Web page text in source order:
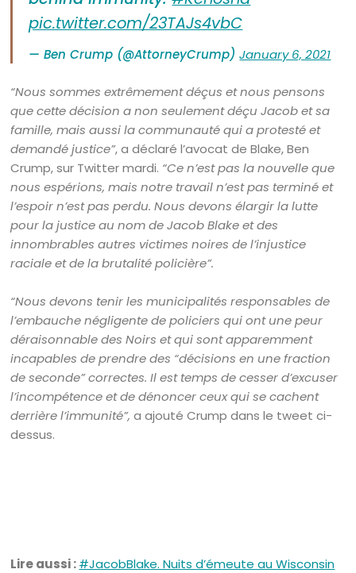
pic.twitter.com/23TAJs4vbC
— Ben Crump (@AttorneyCrump)January 6, 2021
“Nous sommes extrêmement déçus et nous pensons
que cette décision a non seulement déçu Jacob et sa
famille, mais aussi la communauté qui a protesté et
demandé justice”, a déclaré l’avocat de Blake, Ben
Crump, sur Twitter mardi. “Ce n’est pas la nouvelle que
nous espérions, mais notre travail n’est pas terminé et
l’espoir n’est pas perdu. Nous devons élargir la lutte
pour la justice au nom de Jacob Blake et des
innombrables autres victimes noires de l’injustice
raciale et de la brutalité policière”.
“Nous devons tenir les municipalités responsables de
l’embauche négligente de policiers qui ont une peur
déraisonnable des Noirs et qui sont apparemment
incapables de prendre des “décisions en une fraction
de seconde” correctes. Il est temps de cesser d’excuser
l’incompétence et de dénoncer ceux qui se cachent
derrière l’immunité”, a ajouté Crump dans le tweet ci-
dessus.
Lire aussi :#JacobBlake. Nuits d’émeute au Wisconsin